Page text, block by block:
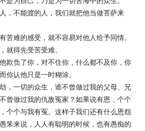
，不能渡的人，我们就把他当做菩萨来
苦难的感受，就不容易对他人给予同情。
就得先受苦受难。
欺负了你，对不住你，什么都不及你，你
你认他只是一时糊涂。
，一切的众生，谁不曾做过我的父母、兄
曾做过我的仇敌冤家？如果说有恩，个个
个个与我有冤。这样子我们还有什么恩怨
笨来说，人人有聪明的时候，也有愚痴的